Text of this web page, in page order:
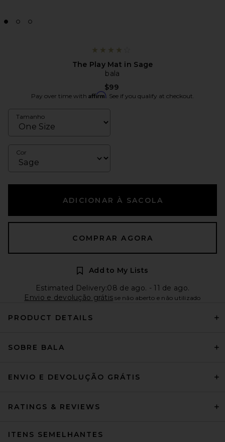
The Play Mat in Sage
bala
$99
Pay over time with Affirm. See if you qualify at checkout.
Tamanho
Cor
ADICIONAR À SACOLA
COMPRAR AGORA
Add to My Lists
Estimated Delivery:08 de ago. - 11 de ago.
Envio e devolução grátis se não aberto e não utilizado
PRODUCT DETAILS
SOBRE BALA
ENVIO E DEVOLUÇÃO GRÁTIS
RATINGS & REVIEWS
ITENS SEMELHANTES